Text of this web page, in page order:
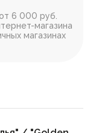
6 000 руб.
магазина
магазинах